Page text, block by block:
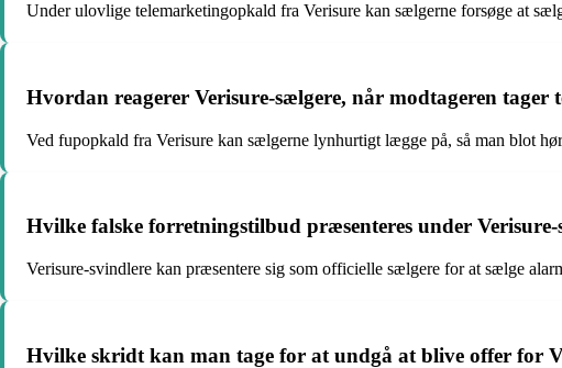
Under ulovlige telemarketingopkald fra Verisure kan sælgerne forsøge at
Hvordan reagerer Verisure-sælgere, når modtageren tager
Ved fupopkald fra Verisure kan sælgerne lynhurtigt lægge på, så man blot
Hvilke falske forretningstilbud præsenteres under
Verisure-svindlere kan præsentere sig som officielle sælgere for at sælge
Hvilke skridt kan man tage for at undgå at blive offer for